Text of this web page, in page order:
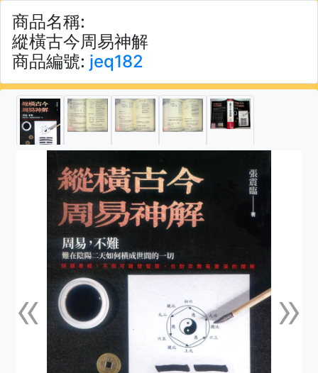
商品名稱:
縱橫古今周易神解
商品編號: jeq182
«上一張 »下一